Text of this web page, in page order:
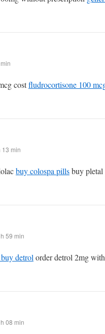
costfludrocortisone 100
13 min
buy colospa pillsbuy
59 min
detrol order detrol 2mg
08 min